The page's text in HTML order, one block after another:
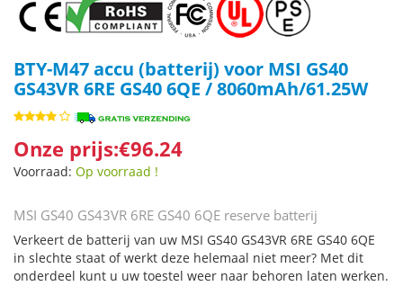
BTY-M47 accu (batterij) voor MSI GS40
GS43VR 6RE GS40 6QE / 8060mAh/61.25W
Onze prijs:€96.24
Voorraad: Op voorraad !
MSI GS40 GS43VR 6RE GS40 6QE reserve batterij
Verkeert de batterij van uw MSI GS40 GS43VR 6RE GS40 6QE
in slechte staat of werkt deze helemaal niet meer? Met dit
onderdeel kunt u uw toestel weer naar behoren laten werken.